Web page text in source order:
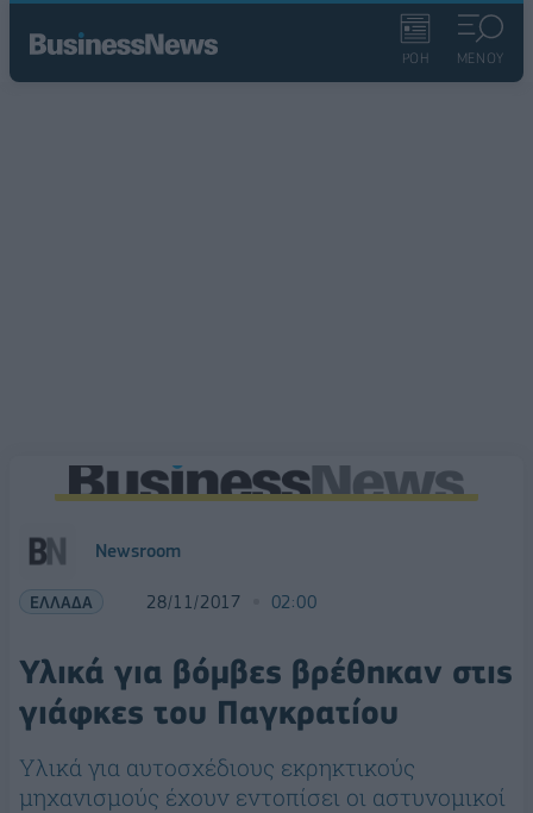
ΡΟΗ ΜΕΝΟΥ
Newsroom
ΕΛΛΑΔΑ 28/11/2017 02:00
Υλικά για βόμβες βρέθηκαν στις
γιάφκες του Παγκρατίου
Υλικά για αυτοσχέδιους εκρηκτικούς
μηχανισμούς έχουν εντοπίσει οι αστυνομικοί